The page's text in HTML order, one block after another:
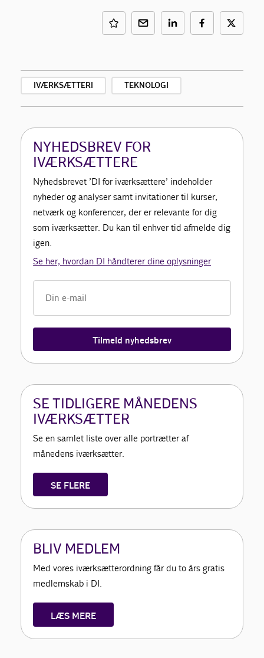
IVÆRKSÆTTERI TEKNOLOGI
NYHEDSBREV FOR
IVÆRKSÆTTERE
Nyhedsbrevet ’DI for iværksættere’ indeholder
nyheder og analyser samt invitationer til kurser,
netværk og konferencer, der er relevante for dig
som iværksætter. Du kan til enhver tid afmelde dig
igen.
Se her, hvordan DI håndterer dine oplysninger
Tilmeld nyhedsbrev
SE TIDLIGERE MÅNEDENS
IVÆRKSÆTTER
Se en samlet liste over alle portrætter af
månedens iværksætter.
SE FLERE
BLIV MEDLEM
Med vores iværksætterordning får du to års gratis
medlemskab i DI.
LÆS MERE